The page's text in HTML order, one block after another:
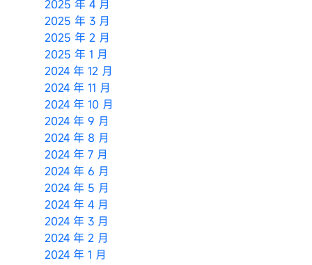
2025 年 4 月
2025 年 3 月
2025 年 2 月
2025 年 1 月
2024 年 12 月
2024 年 11 月
2024 年 10 月
2024 年 9 月
2024 年 8 月
2024 年 7 月
2024 年 6 月
2024 年 5 月
2024 年 4 月
2024 年 3 月
2024 年 2 月
2024 年 1 月